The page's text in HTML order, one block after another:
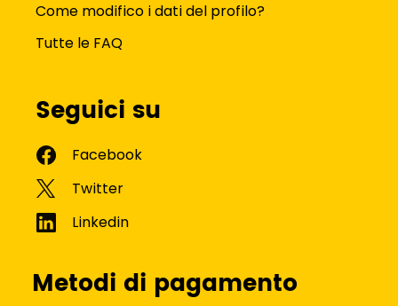
Come modifico i dati del profilo?
Tutte le FAQ
Seguici su
Metodi di pagamento